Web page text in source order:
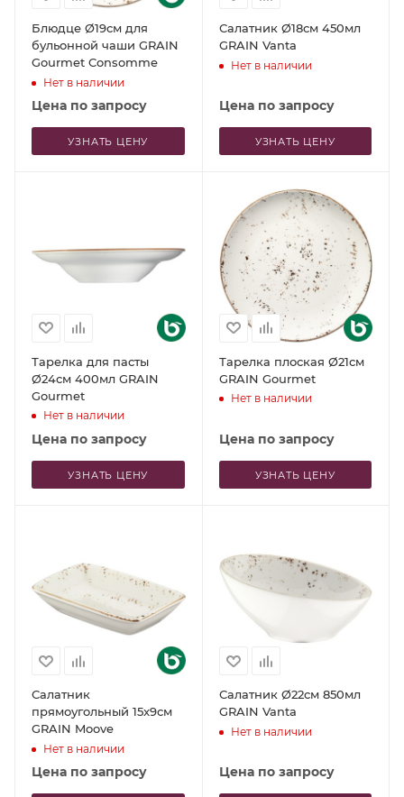
Блюдце Ø19см для
бульонной чаши GRAIN
Gourmet Consomme
Нет в наличии
Цена по запросу
УЗНАТЬ ЦЕНУ
Салатник Ø18см 450мл
GRAIN Vanta
Нет в наличии
Цена по запросу
УЗНАТЬ ЦЕНУ
Тарелка для пасты
Ø24см 400мл GRAIN
Gourmet
Нет в наличии
Цена по запросу
УЗНАТЬ ЦЕНУ
Тарелка плоская Ø21см
GRAIN Gourmet
Нет в наличии
Цена по запросу
УЗНАТЬ ЦЕНУ
Салатник
прямоугольный 15x9см
GRAIN Moove
Нет в наличии
Цена по запросу
Салатник Ø22см 850мл
GRAIN Vanta
Нет в наличии
Цена по запросу